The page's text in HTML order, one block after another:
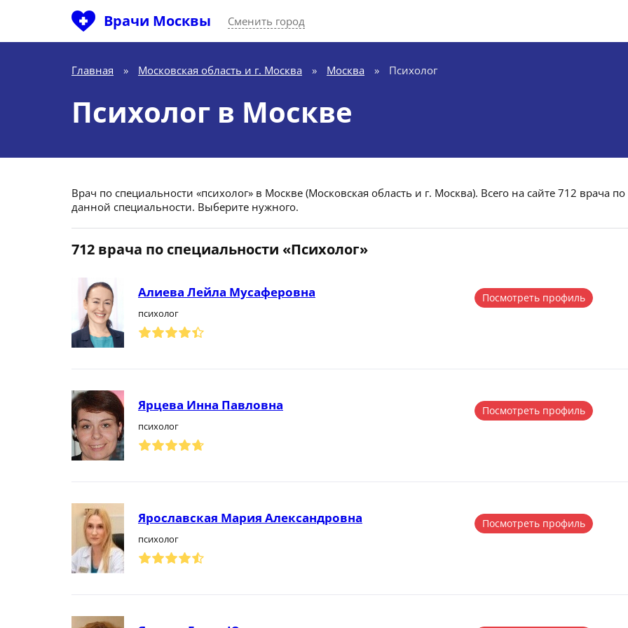
Врачи Москвы Сменить город
Главная » Московская область и г. Москва » Москва » Психолог
Психолог в Москве
Врач по специальности «психолог» в Москве (Московская область и г. Москва). Всего на сайте 712 врача по
данной специальности. Выберите нужного.
712 врача по специальности «Психолог»
Алиева Лейла Мусаферовна
психолог
Посмотреть профиль
Ярцева Инна Павловна
психолог
Посмотреть профиль
Ярославская Мария Александровна
психолог
Посмотреть профиль